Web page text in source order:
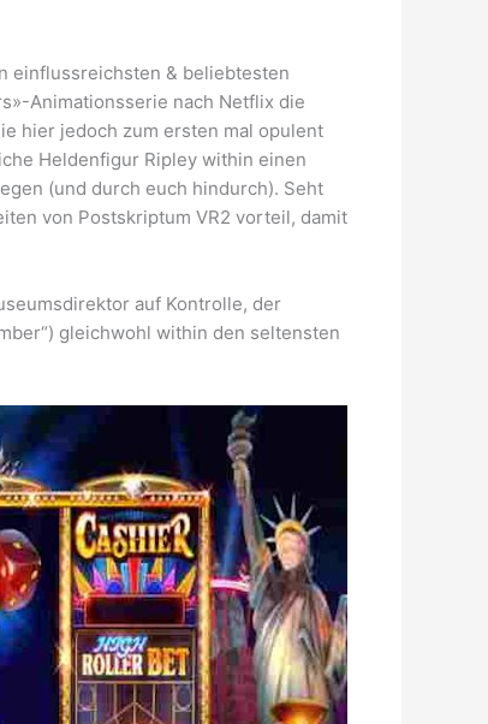
einflussreichsten & beliebtesten
Animationsserie nach Netflix die
hier jedoch zum ersten mal opulent
Heldenfigur Ripley within einen
(und durch euch hindurch). Seht
von Postskriptum VR2 vorteil, damit
auf Kontrolle, der
gleichwohl within den seltensten